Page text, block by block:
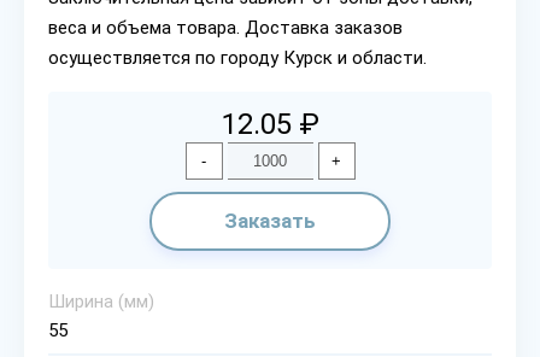
веса и объема товара. Доставка заказов
осуществляется по городу Курск и области.
12.05 ₽
- +
Заказать
Ширина (мм)
55